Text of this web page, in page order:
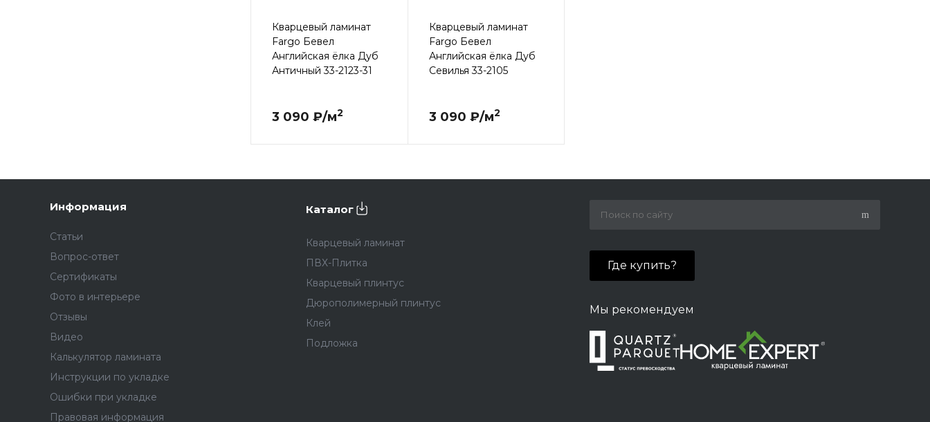
Кварцевый ламинат
Fargo Бевел
Английская ёлка Дуб
Античный 33-2123-31
3 090 ₽/м2
Кварцевый ламинат
Fargo Бевел
Английская ёлка Дуб
Севилья 33-2105
3 090 ₽/м2
Информация
Статьи
Вопрос-ответ
Сертификаты
Фото в интерьере
Отзывы
Видео
Калькулятор ламината
Инструкции по укладке
Ошибки при укладке
Правовая информация
Каталог
Кварцевый ламинат
ПВХ-Плитка
Кварцевый плинтус
Дюрополимерный плинтус
Клей
Подложка
Где купить?
Мы рекомендуем